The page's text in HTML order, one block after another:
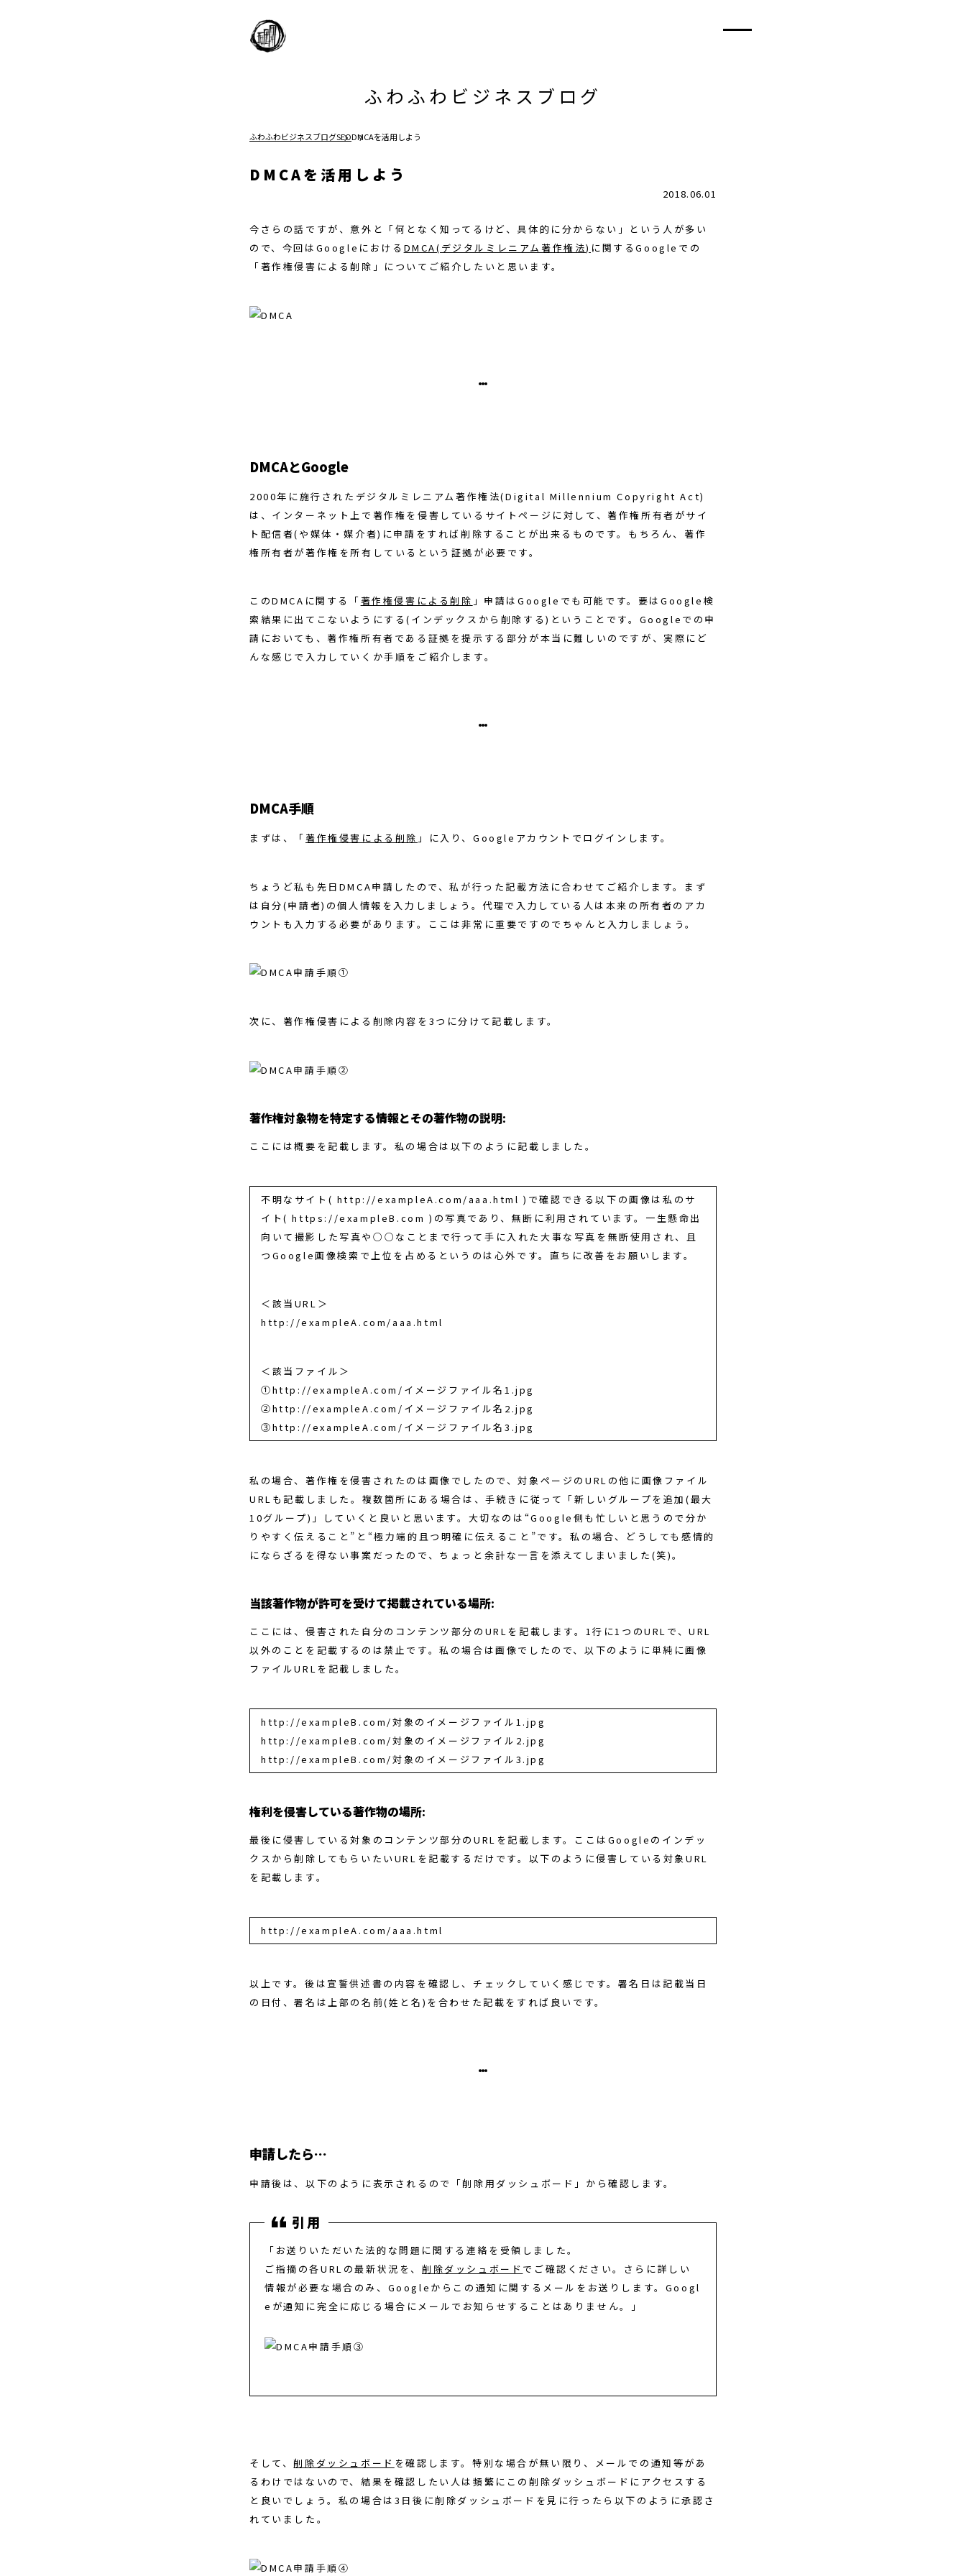
ふわふわビジネスブログ
ふわふわビジネスブログSEODMCAを活用しよう
DMCAを活用しよう
2018.06.01
今さらの話ですが、意外と「何となく知ってるけど、具体的に分からない」という人が多い
ので、今回はGoogleにおける DMCA(デジタルミレニアム著作権法) に関するGoogleでの
「著作権侵害による削除」についてご紹介したいと思います。
DMCAとGoogle
2000年に施行されたデジタルミレニアム著作権法(Digital Millennium Copyright Act)
は、インターネット上で著作権を侵害しているサイトページに対して、著作権所有者がサイ
ト配信者(や媒体・媒介者)に申請をすれば削除することが出来るものです。もちろん、著作
権所有者が著作権を所有しているという証拠が必要です。
このDMCAに関する「著作権侵害による削除 」申請はGoogleでも可能です。要はGoogle検
索結果に出てこないようにする(インデックスから削除する)ということです。Googleでの申
請においても、著作権所有者である証拠を提示する部分が本当に難しいのですが、実際にど
んな感じで入力していくか手順をご紹介します。
DMCA手順
まずは、「著作権侵害による削除 」に入り、Googleアカウントでログインします。
ちょうど私も先日DMCA申請したので、私が行った記載方法に合わせてご紹介します。まず
は自分(申請者)の個人情報を入力しましょう。代理で入力している人は本来の所有者のアカ
ウントも入力する必要があります。ここは非常に重要ですのでちゃんと入力しましょう。
次に、著作権侵害による削除内容を3つに分けて記載します。
著作権対象物を特定する情報とその著作物の説明:
ここには概要を記載します。私の場合は以下のように記載しました。
不明なサイト( http://exampleA.com/aaa.html )で確認できる以下の画像は私のサ
イト( https://exampleB.com )の写真であり、無断に利用されています。一生懸命出
向いて撮影した写真や○○なことまで行って手に入れた大事な写真を無断使用され、且
つGoogle画像検索で上位を占めるというのは心外です。直ちに改善をお願いします。
＜該当URL＞
http://exampleA.com/aaa.html
＜該当ファイル＞
①http://exampleA.com/イメージファイル名1.jpg
②http://exampleA.com/イメージファイル名2.jpg
③http://exampleA.com/イメージファイル名3.jpg
私の場合、著作権を侵害されたのは画像でしたので、対象ページのURLの他に画像ファイル
URLも記載しました。複数箇所にある場合は、手続きに従って「新しいグループを追加(最大
10グループ)」していくと良いと思います。大切なのは“Google側も忙しいと思うので分か
りやすく伝えること”と“極力端的且つ明確に伝えること”です。私の場合、どうしても感情的
にならざるを得ない事案だったので、ちょっと余計な一言を添えてしまいました(笑)。
当該著作物が許可を受けて掲載されている場所:
ここには、侵害された自分のコンテンツ部分のURLを記載します。1行に1つのURLで、URL
以外のことを記載するのは禁止です。私の場合は画像でしたので、以下のように単純に画像
ファイルURLを記載しました。
http://exampleB.com/対象のイメージファイル1.jpg
http://exampleB.com/対象のイメージファイル2.jpg
http://exampleB.com/対象のイメージファイル3.jpg
権利を侵害している著作物の場所:
最後に侵害している対象のコンテンツ部分のURLを記載します。ここはGoogleのインデッ
クスから削除してもらいたいURLを記載するだけです。以下のように侵害している対象URL
を記載します。
http://exampleA.com/aaa.html
以上です。後は宣誓供述書の内容を確認し、チェックしていく感じです。署名日は記載当日
の日付、署名は上部の名前(姓と名)を合わせた記載をすれば良いです。
申請したら…
申請後は、以下のように表示されるので「削除用ダッシュボード」から確認します。
「お送りいただいた法的な問題に関する連絡を受領しました。
ご指摘の各URLの最新状況を、削除ダッシュボード でご確認ください。さらに詳しい
情報が必要な場合のみ、Googleからこの通知に関するメールをお送りします。Googl
eが通知に完全に応じる場合にメールでお知らせすることはありません。」
そして、削除ダッシュボード を確認します。特別な場合が無い限り、メールでの通知等があ
るわけではないので、結果を確認したい人は頻繁にこの削除ダッシュボードにアクセスする
と良いでしょう。私の場合は3日後に削除ダッシュボードを見に行ったら以下のように承認さ
れていました。